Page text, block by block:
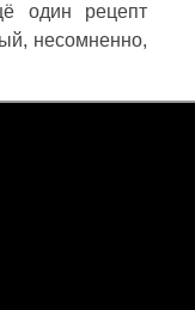
один рецепт
несомненно,